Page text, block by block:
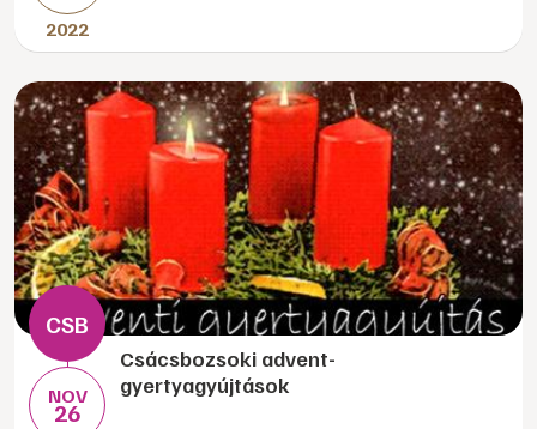
2022
NOV
26
Csácsbozsoki advent-
gyertyagyújtások